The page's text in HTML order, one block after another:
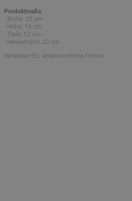
Produktmaße
- Breite: 32 cm
- Höhe: 18 cm
- Tiefe: 12 cm
- Henkelhöhe: 32 cm
Hersteller/EU Verantwortliche Person